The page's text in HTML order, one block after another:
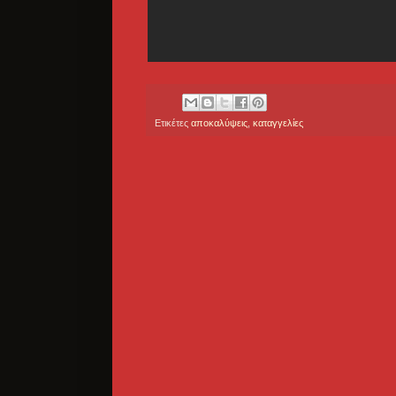
Ετικέτες αποκαλύψεις καταγγελίες